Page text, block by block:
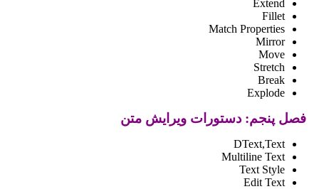
Extend
Fillet
Match Properties
Mirror
Move
Stretch
Break
Explode
فصل پنجم: دستورات ویرایش متن
DText,Text
Multiline Text
Text Style
Edit Text